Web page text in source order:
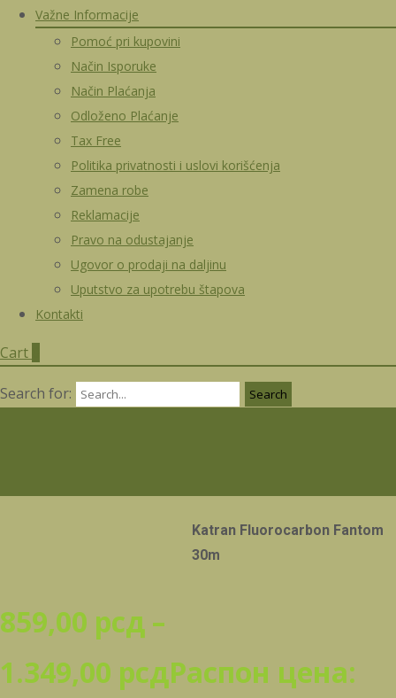
Važne Informacije
Pomoć pri kupovini
Način Isporuke
Način Plaćanja
Odloženo Plaćanje
Tax Free
Politika privatnosti i uslovi korišćenja
Zamena robe
Reklamacije
Pravo na odustajanje
Ugovor o prodaji na daljinu
Uputstvo za upotrebu štapova
Kontakti
Cart
Search for:
Katran Fluorocarbon Fantom
30m
859,00 рсд –
1.349,00 рсдРаспон цена: